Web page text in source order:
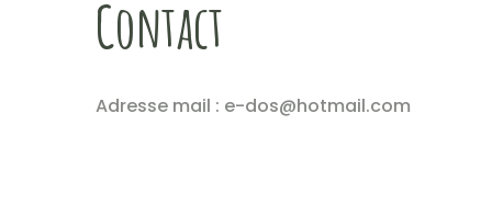
Contact
Adresse mail : e-dos@hotmail.com